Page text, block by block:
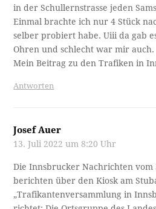
in der Schullernstrasse jeden
Einmal brachte ich nur 4 Stück
selber probiert habe. Uiii da gab
Ohren und schlecht war mir auch.
Mein Beitrag zu den Trafiken
Antworten
Josef Auer
13. Juli 2022 um 8:20 Uhr
Die Innsbrucker Nachrichten vom
berichten über den Kiosk am
„Trafikantenversammlung in